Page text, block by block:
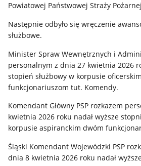
Powiatowej Państwowej Straży
Następnie odbyło się wręczenie
służbowe.
Minister Spraw Wewnętrznych i
personalnym z dnia 27 kwietnia 2026
stopień służbowy w korpusie
funkcjonariuszom tut. Komendy.
Komendant Główny PSP rozkazem
kwietnia 2026 roku nadał wyższe
korpusie aspiranckim dwóm
Śląski Komendant Wojewódzki PSP
dnia 8 kwietnia 2026 roku nadał